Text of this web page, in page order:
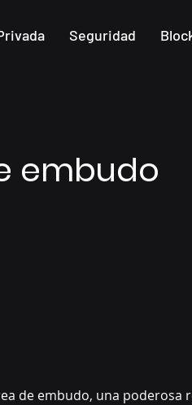
Seguridad
embudo
de embudo, una poderosa